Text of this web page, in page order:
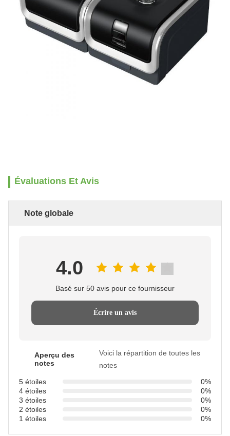
Évaluations Et Avis
Note globale
4.0
Basé sur 50 avis pour ce fournisseur
Écrire un avis
Aperçu des
notes
Voici la répartition de toutes les
notes
5 étoiles
0%
4 étoiles
0%
3 étoiles
0%
2 étoiles
0%
1 étoiles
0%